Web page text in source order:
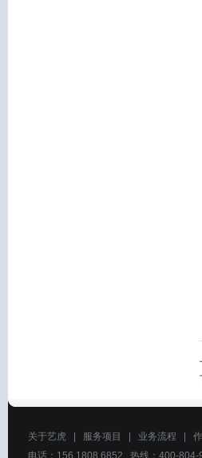
关于艺虎 服务项目 业务流程
电话：156 1808 6852 热线：400-